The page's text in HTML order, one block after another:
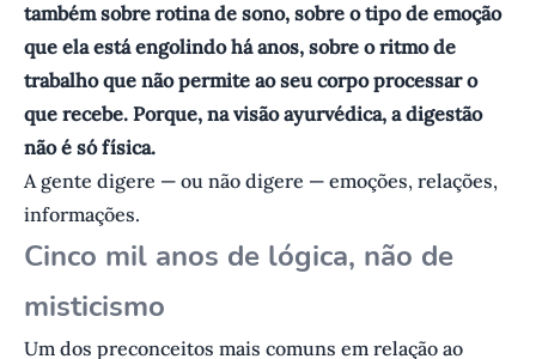
também sobre rotina de sono, sobre o tipo de emoção
que ela está engolindo há anos, sobre o ritmo de
trabalho que não permite ao seu corpo processar o
que recebe. Porque, na visão ayurvédica, a digestão
não é só física.
A gente digere — ou não digere — emoções, relações,
informações.
Cinco mil anos de lógica, não de
misticismo
Um dos preconceitos mais comuns em relação ao